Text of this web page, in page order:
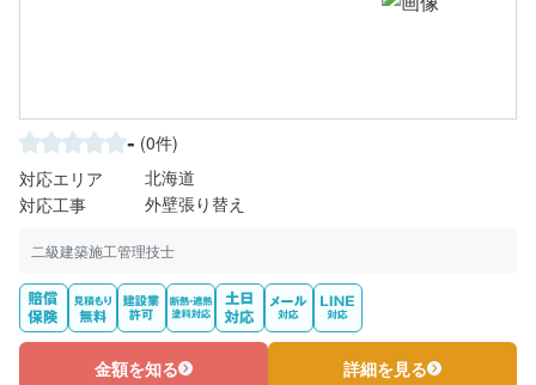
- (0件)
対応エリア
北海道
対応工事
外壁張り替え
二級建築施工管理技士
金額を知る 詳細を見る